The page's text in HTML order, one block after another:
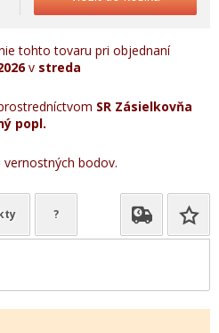
tohto tovaru pri objednaní
v streda
SR Zásielkovňa
popl.
vernostných bodov.
?